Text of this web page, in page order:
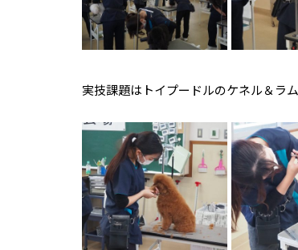
実技課題はトイプードルのケネル＆ラ